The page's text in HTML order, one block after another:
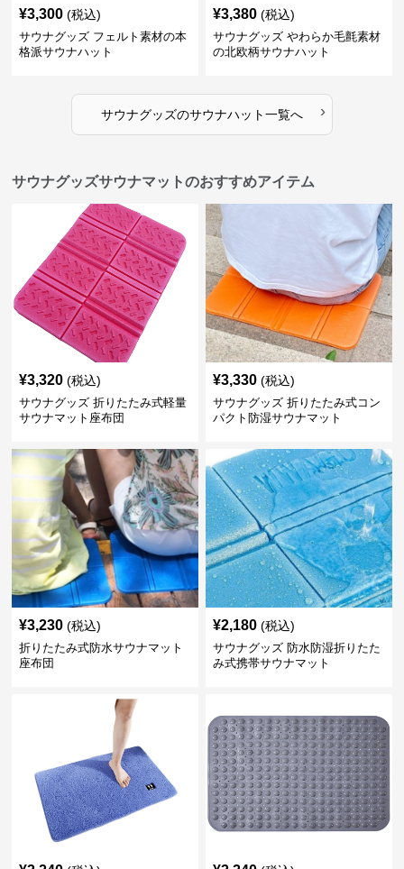
¥3,300 (税込)
サウナグッズ フェルト素材の本
格派サウナハット
¥3,380 (税込)
サウナグッズ やわらか毛氈素材
の北欧柄サウナハット
サウナグッズのサウナハット一覧へ ›
サウナグッズサウナマットのおすすめアイテム
¥3,320 (税込)
サウナグッズ 折りたたみ式軽量
サウナマット座布団
¥3,330 (税込)
サウナグッズ 折りたたみ式コン
パクト防湿サウナマット
¥3,230 (税込)
折りたたみ式防水サウナマット
座布団
¥2,180 (税込)
サウナグッズ 防水防湿折りたた
み式携帯サウナマット